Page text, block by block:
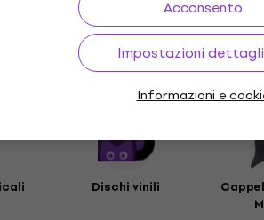
Acconsento
Impostazioni
Informazioni e
Dischi vinili